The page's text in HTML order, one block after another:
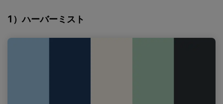
1）ハーバーミスト